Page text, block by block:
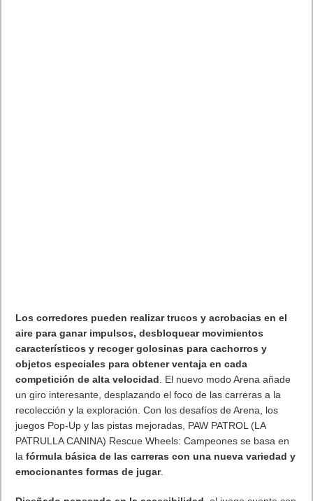
recolección y la exploración. Con los desafíos de Arena, los
juegos Pop-Up y las pistas mejoradas, PAW PATROL (LA
PATRULLA CANINA) Rescue Wheels: Campeones se basa en
lafórmula básica de las carreras con una nueva variedad y
emocionantes formas de jugar.
Diseñado pensando en la accesibilidad, el juego cuenta con
controles intuitivos aptos para niños de tan solo tres años
tiempo que ofrece profundidad gracias a las habilidades únicas
de los personajes, nuevos modos y funciones mejoradas que
premian el juego estratégico. Las